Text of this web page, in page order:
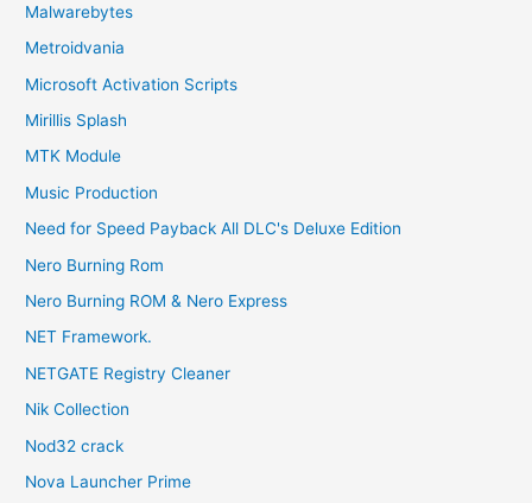
Malwarebytes
Metroidvania
Microsoft Activation Scripts
Mirillis Splash
MTK Module
Music Production
Need for Speed Payback All DLC's Deluxe Edition
Nero Burning Rom
Nero Burning ROM & Nero Express
NET Framework.
NETGATE Registry Cleaner
Nik Collection
Nod32 crack
Nova Launcher Prime